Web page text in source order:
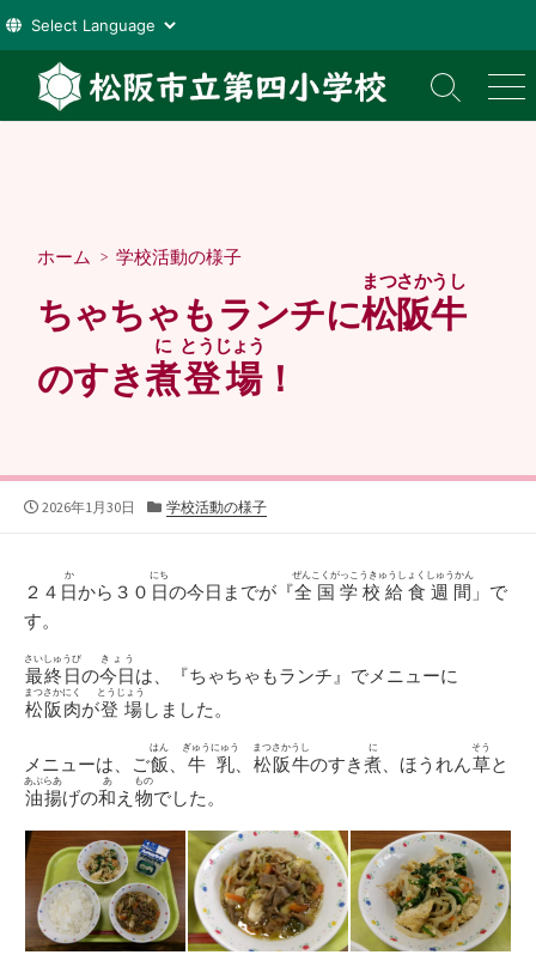
テ
検
索
メ
ニ
ホーム > 学校活動の様子
ちゃちゃもランチに松阪牛
まつさかうし
のすき煮
に
登場
とうじょう
！
公
2026年1月30日
カ
リ
ー
学校活動の様子
２４ 日
か
から３０ 日
にち
の今日までが『全国学校給食週間
ぜんこくがっこうきゅうしょくしゅうかん
」で
す。
最終日
さいしゅうび
の今日
きょう
は、『ちゃちゃもランチ』でメニューに
松阪肉
まつさかにく
が登場
とうじょう
しました。
メニューは、ご飯
はん
、 牛乳
ぎゅうにゅう
、 松阪牛
まつさかうし
のすき煮
に
、ほうれん草
そう
と
油揚
あぶらあ
げの和
あ
え 物
もの
でした。